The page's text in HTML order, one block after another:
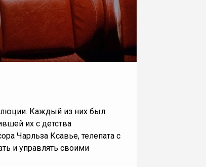
Каждый из них был
их с детства
Чарльза Ксавье, телепата с
и управлять своими